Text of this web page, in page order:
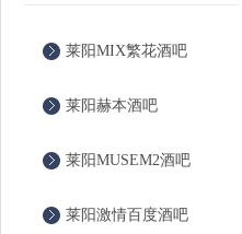
莱阳MIX繁花酒吧
莱阳赫本酒吧
莱阳MUSEM2酒吧
莱阳激情百度酒吧